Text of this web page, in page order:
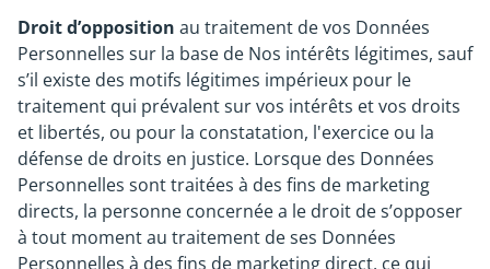
Droit d’opposition au traitement de vos Données
Personnelles sur la base de Nos intérêts légitimes, sauf
s’il existe des motifs légitimes impérieux pour le
traitement qui prévalent sur vos intérêts et vos droits
et libertés, ou pour la constatation, l'exercice ou la
défense de droits en justice. Lorsque des Données
Personnelles sont traitées à des fins de marketing
directs, la personne concernée a le droit de s’opposer
à tout moment au traitement de ses Données
Personnelles à des fins de marketing direct, ce qui